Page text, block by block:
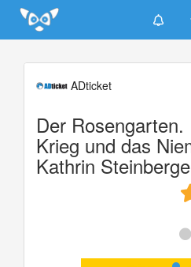
Update cookies preferences
ADticket
Der
Krieg und das
Kathrin